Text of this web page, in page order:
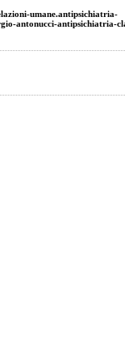
umane.antipsichiatria-
antonucci-antipsichiatria-